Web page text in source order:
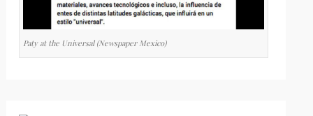
Paty at the Universal (Newspaper Mexico)